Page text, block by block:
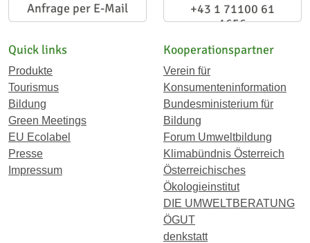
Anfrage per E-Mail
+43 1 71100 61
1656
Quick links
Produkte
Tourismus
Bildung
Green Meetings
EU Ecolabel
Presse
Impressum
Kooperationspartner
Verein für
Konsumenteninformation
Bundesministerium für
Bildung
Forum Umweltbildung
Klimabündnis Österreich
Österreichisches
Ökologieinstitut
DIE UMWELTBERATUNG
ÖGUT
denkstatt